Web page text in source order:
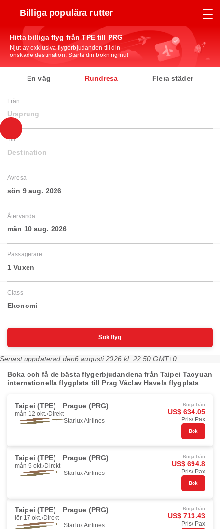
Billiga populära rutter
Hitta billiga flyg från TPE till PRG
Njut av exklusiva flygerbjudanden till din
önskade destination. Starta din bokning nu!
En väg Rundresa Flera städer
Från
Ursprung
Till
Destination
Avresa
sön 9 aug. 2026
Återvända
mån 10 aug. 2026
Passagerare
1 Vuxen
Class
Ekonomi
Sök flyg
Senast uppdaterad den6 augusti 2026 kl. 22:50 GMT+0
Boka och få de bästa flygerbjudandena från Taipei Taoyuan
internationella flygplats till Prag Václav Havels flygplats
Taipei (TPE) Prague (PRG)
mån 12 okt. Direkt
Starlux Airlines
Börja från
US$ 634.05
Pris/ Pax
Bok
Taipei (TPE) Prague (PRG)
mån 5 okt. Direkt
Starlux Airlines
Börja från
US$ 694.8
Pris/ Pax
Bok
Taipei (TPE) Prague (PRG)
lör 17 okt. Direkt
Starlux Airlines
Börja från
US$ 713.43
Pris/ Pax